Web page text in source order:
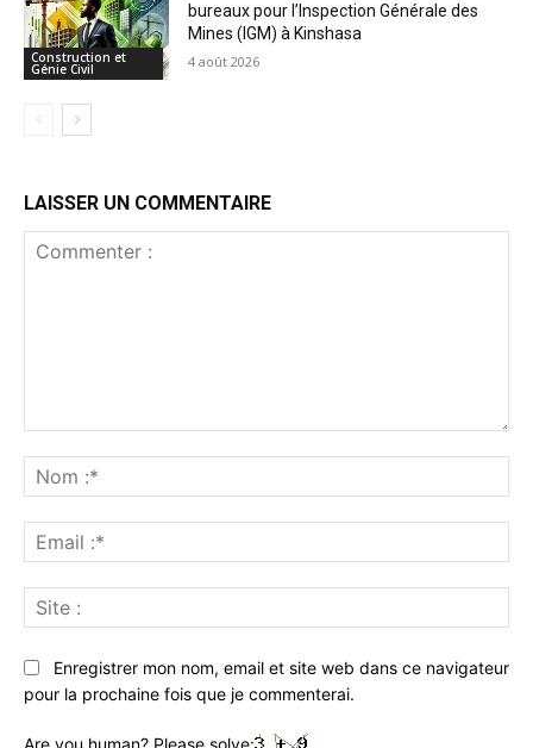
Construction et
Génie Civil
bureaux pour l’Inspection Générale des
Mines (IGM) à Kinshasa
4 août 2026
LAISSER UN COMMENTAIRE
:*
:*
:
Enregistrer mon nom, email et site web dans ce navigateur
pour la prochaine fois que je commenterai.